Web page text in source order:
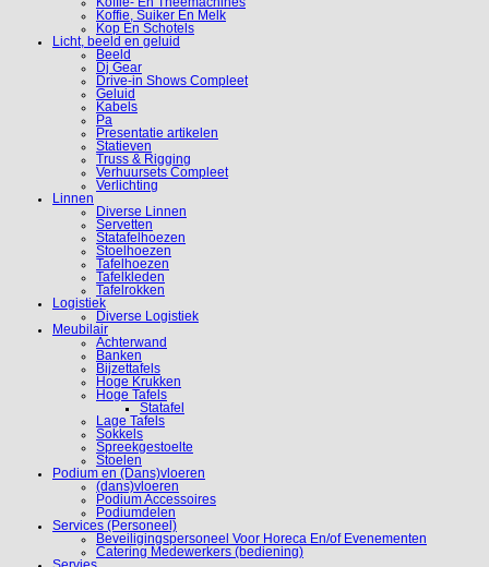
Koffie, Suiker En Melk
Kop En Schotels
Licht, beeld en geluid
Beeld
Dj Gear
Drive-in Shows Compleet
Geluid
Kabels
Pa
Presentatie artikelen
Statieven
Truss & Rigging
Verhuursets Compleet
Verlichting
Linnen
Diverse Linnen
Servetten
Statafelhoezen
Stoelhoezen
Tafelhoezen
Tafelkleden
Tafelrokken
Logistiek
Diverse Logistiek
Meubilair
Achterwand
Banken
Bijzettafels
Hoge Krukken
Hoge Tafels
Statafel
Lage Tafels
Sokkels
Spreekgestoelte
Stoelen
Podium en (Dans)vloeren
(dans)vloeren
Podium Accessoires
Podiumdelen
Services (Personeel)
Beveiligingspersoneel Voor Horeca En/of Evenementen
Catering Medewerkers (bediening)